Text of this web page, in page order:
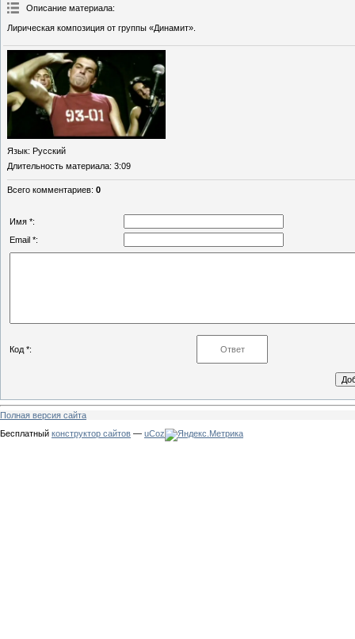
Описание материала:
Лирическая композиция от группы «Динамит».
Язык: Русский
Длительность материала: 3:09
Всего комментариев: 0
Имя *:
Email *:
Код *:
Полная версия сайта
Бесплатный конструктор сайтов — uCoz